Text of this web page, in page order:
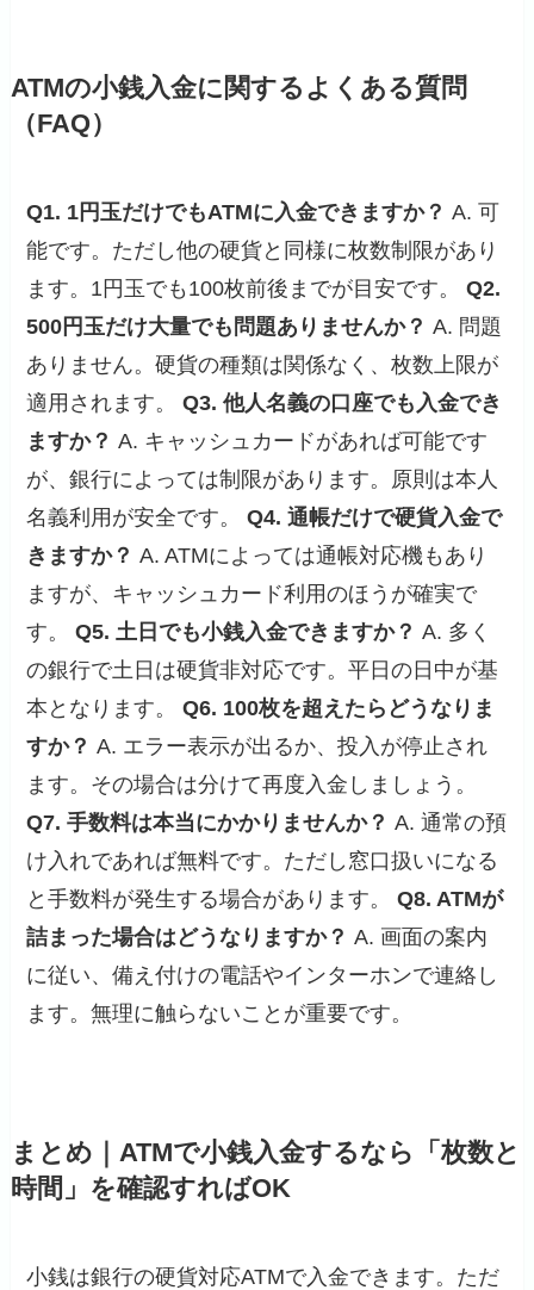
ATMの小銭入金に関するよくある質問
（FAQ）
Q1. 1円玉だけでもATMに入金できますか？ A. 可
能です。ただし他の硬貨と同様に枚数制限があり
ます。1円玉でも100枚前後までが目安です。Q2.
500円玉だけ大量でも問題ありませんか？ A. 問題
ありません。硬貨の種類は関係なく、枚数上限が
適用されます。Q3. 他人名義の口座でも入金でき
ますか？ A. キャッシュカードがあれば可能です
が、銀行によっては制限があります。原則は本人
名義利用が安全です。Q4. 通帳だけで硬貨入金で
きますか？ A. ATMによっては通帳対応機もあり
ますが、キャッシュカード利用のほうが確実で
す。Q5. 土日でも小銭入金できますか？ A. 多く
の銀行で土日は硬貨非対応です。平日の日中が基
本となります。Q6. 100枚を超えたらどうなりま
すか？ A. エラー表示が出るか、投入が停止され
ます。その場合は分けて再度入金しましょう。
Q7. 手数料は本当にかかりませんか？ A. 通常の預
け入れであれば無料です。ただし窓口扱いになる
と手数料が発生する場合があります。Q8. ATMが
詰まった場合はどうなりますか？ A. 画面の案内
に従い、備え付けの電話やインターホンで連絡し
ます。無理に触らないことが重要です。
まとめ｜ATMで小銭入金するなら「枚数と
時間」を確認すればOK
小銭は銀行の硬貨対応ATMで入金できます。ただ